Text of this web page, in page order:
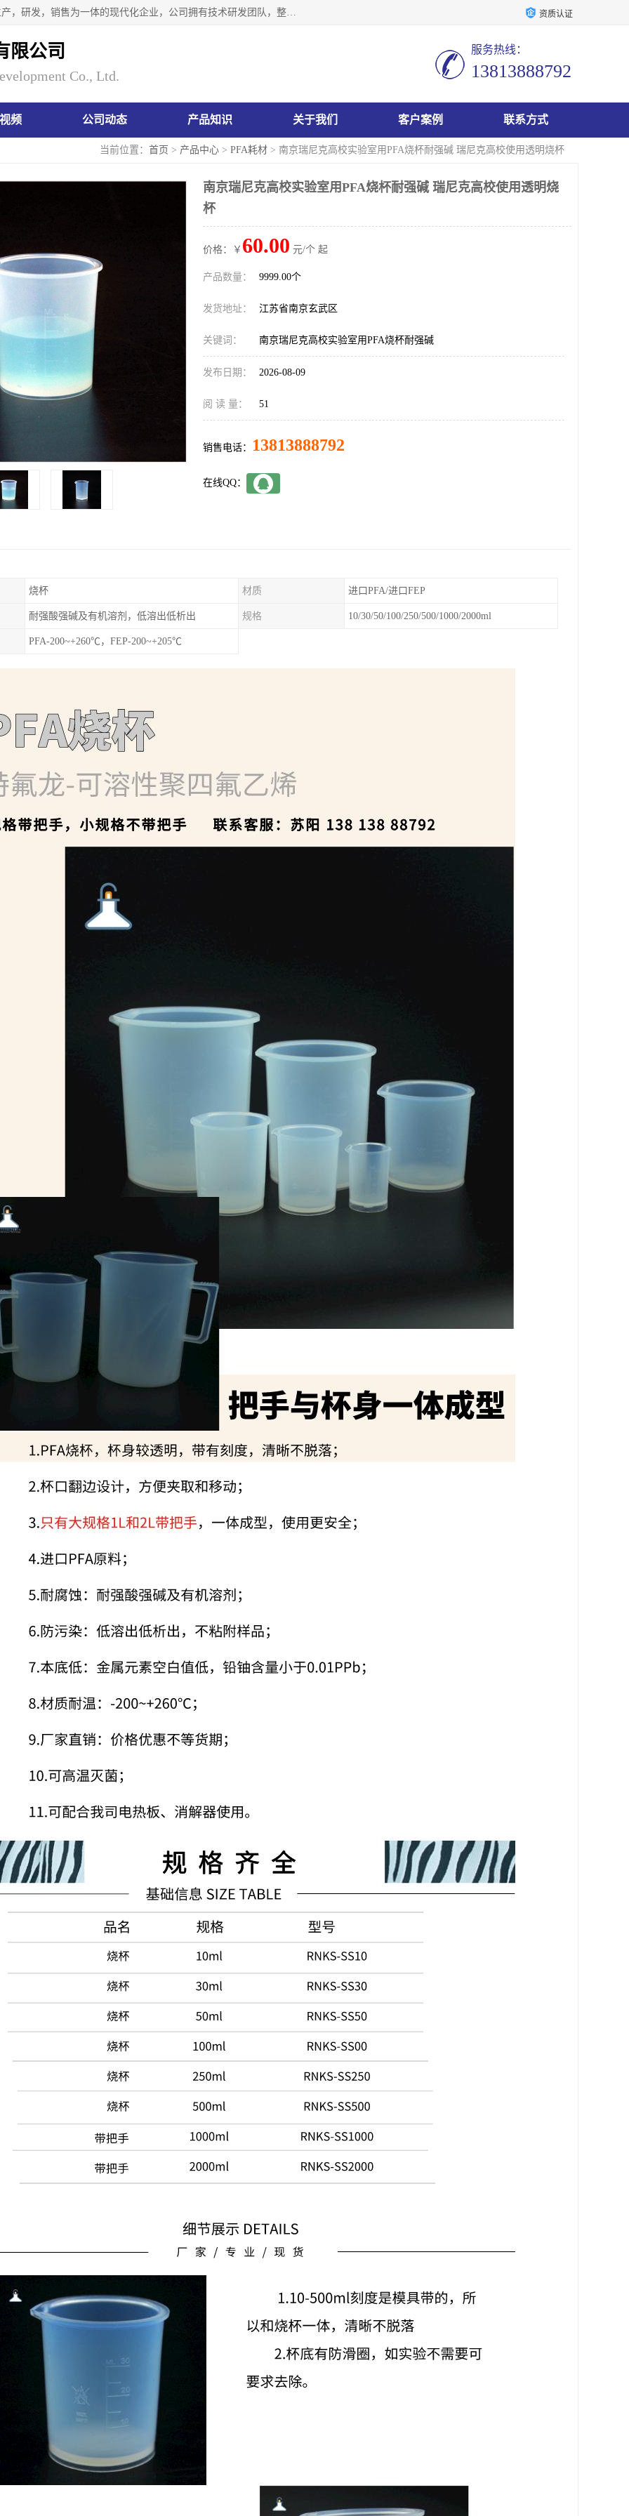
南京瑞尼克科技开发有限公司位于六朝古都南京，是一家集生产，研发，销售为一体的现代化企业，公司拥有技术研发团队，整洁明亮的厂房及的技术仪器设备，技术力量雄厚。公司长久以来一直坚持以生产研发国内完mei的痕量分析器皿为目标，客户满意的实验需求是我们永远的追求。长久以来与客户建立了良好的合作关系，在同行业中建立了自己的信誉与品牌。公司将一如既往的奋进不息，为客户带来为舒心的服务！ 资质认证
限公司
Co., Ltd.
服务热线：
13813888792
频 公司动态 产品知识 关于我们 客户案例 联系方式
当前位置： 首页 > 产品中心 > PFA耗材 > 南京瑞尼克高校实验室用PFA烧杯耐强碱 瑞尼克高校使用透明烧杯
南京瑞尼克高校实验室用PFA烧杯耐强碱 瑞尼克高校使用透明烧
杯
价格：￥ 60.00 元/个 起
产品数量： 9999.00个
发货地址： 江苏省南京玄武区
关键词： 南京瑞尼克高校实验室用PFA烧杯耐强碱
发布日期： 2026-08-09
阅 读 量： 51
销售电话： 13813888792
在线QQ：
烧杯 材质 进口PFA/进口FEP
耐强酸强碱及有机溶剂，低溶出低析出 规格 10/30/50/100/250/500/1000/2000ml
PFA-200~+260℃，FEP-200~+205℃